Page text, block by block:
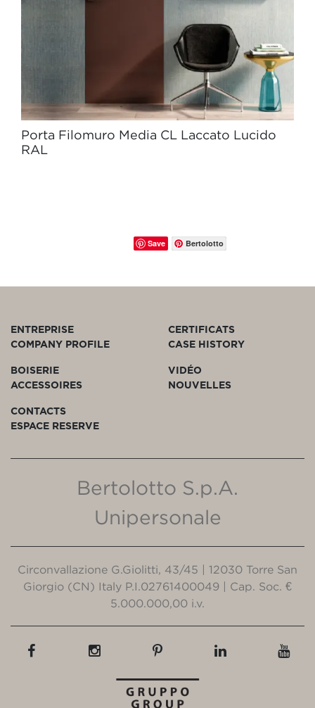
Porta Filomuro Media CL Laccato Lucido
RAL
Save Bertolotto
ENTREPRISE
COMPANY PROFILE
CERTIFICATS
CASE HISTORY
BOISERIE
ACCESSOIRES
VIDÉO
NOUVELLES
CONTACTS
ESPACE RESERVE
Bertolotto S.p.A.
Unipersonale
Circonvallazione G.Giolitti, 43/45 | 12030 Torre San
Giorgio (CN) Italy P.I.02761400049 | Cap. Soc. €
5.000.000,00 i.v.